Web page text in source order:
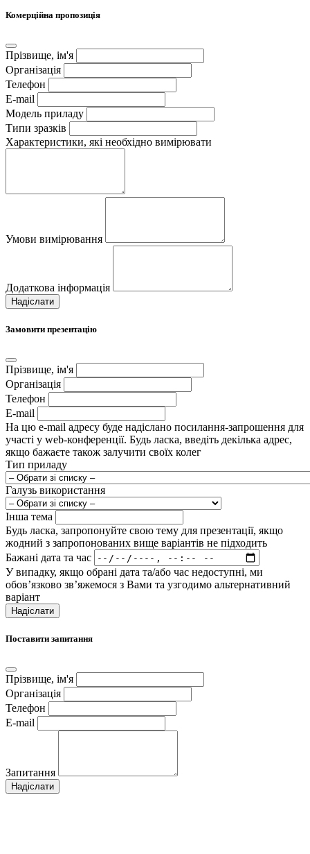
Комерційна пропозиція
Прізвище, ім'я
Організація
Телефон
E-mail
Модель приладу
Типи зразків
Характеристики, які необхідно вимірювати
Умови вимірювання
Додаткова інформація
Надіслати
Замовити презентацію
Прізвище, ім'я
Організація
Телефон
E-mail
На цю e-mail адресу буде надіслано посилання-запрошення для
участі у web-конференції. Будь ласка, введіть декілька адрес,
якщо бажаєте також залучити своїх колег
Тип приладу
Галузь використання
Інша тема
Будь ласка, запропонуйте свою тему для презентації, якщо
жодний з запропонованих вище варіантів не підходить
Бажані дата та час
У випадку, якщо обрані дата та/або час недоступні, ми
обов’язково зв’яжемося з Вами та узгодимо альтернативний
варіант
Надіслати
Поставити запитання
Прізвище, ім'я
Організація
Телефон
E-mail
Запитання
Надіслати